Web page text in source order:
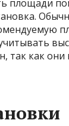
площади
так как